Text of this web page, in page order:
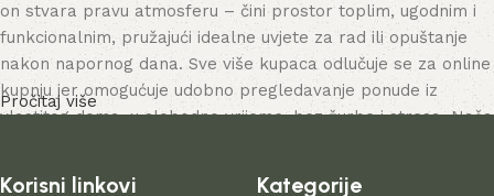
on stvara pravu atmosferu – čini prostor toplim, ugodnim i
funkcionalnim, pružajući idealne uvjete za rad ili opuštanje
nakon napornog dana. Sve više kupaca odlučuje se za online
kupnju jer omogućuje udobno pregledavanje ponude iz
vlastitog doma, u slobodno vrijeme, bez žurbe i stresa. Naša
Pročitaj više
Korisni linkovi Kategorije